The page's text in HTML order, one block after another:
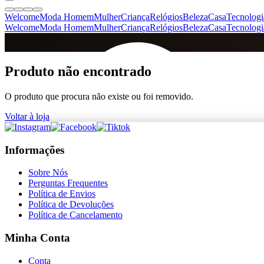
WelcomeModa HomemMulherCriançaRelógiosBelezaCasa
WelcomeModa HomemMulherCriançaRelógiosBelezaCasa
+de 36.000 reviews
Produto não encontrado
O produto que procura não existe ou foi removido.
Voltar à loja
Informações
Sobre Nós
Perguntas Frequentes
Política de Envios
Política de Devoluções
Política de Cancelamento
Minha Conta
Conta